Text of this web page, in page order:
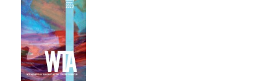
Ilse Noens
Harmke Nygard-Smith
Saskia Palmen